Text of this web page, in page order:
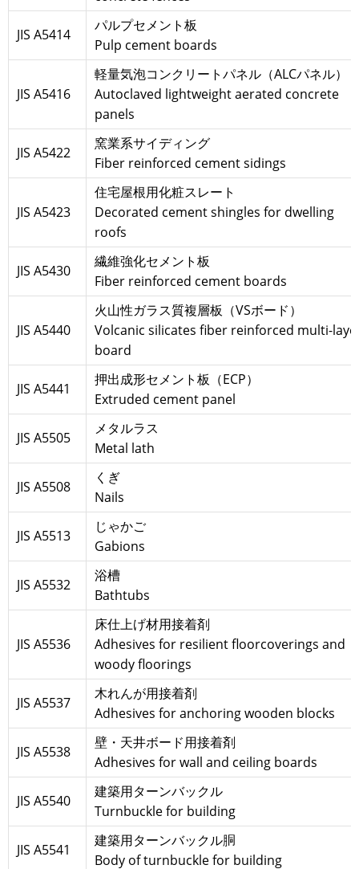
JIS A5414
パルプセメント板
Pulp cement boards
JIS A5416
軽量気泡コンクリートパネル（ALCパネル）
Autoclaved lightweight aerated concrete
panels
JIS A5422
窯業系サイディング
Fiber reinforced cement sidings
JIS A5423
住宅屋根用化粧スレート
Decorated cement shingles for dwelling
roofs
JIS A5430
繊維強化セメント板
Fiber reinforced cement boards
JIS A5440
火山性ガラス質複層板（VSボード）
Volcanic silicates fiber reinforced multi-
board
JIS A5441
押出成形セメント板（ECP）
Extruded cement panel
JIS A5505
メタルラス
Metal lath
JIS A5508
くぎ
Nails
JIS A5513
じゃかご
Gabions
JIS A5532
浴槽
Bathtubs
JIS A5536
床仕上げ材用接着剤
Adhesives for resilient floorcoverings and
woody floorings
JIS A5537
木れんが用接着剤
Adhesives for anchoring wooden blocks
JIS A5538
壁・天井ボード用接着剤
Adhesives for wall and ceiling boards
JIS A5540
建築用ターンバックル
Turnbuckle for building
JIS A5541
建築用ターンバックル胴
Body of turnbuckle for building